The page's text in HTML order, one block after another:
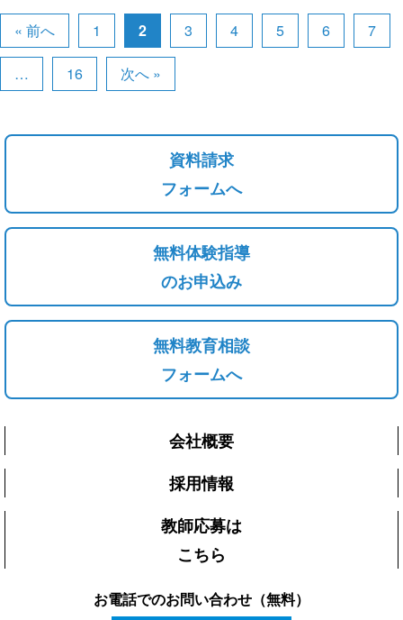
« 前へ 1 2 3 4 5 6 7
… 16 次へ »
資料請求
フォームへ
無料体験指導
のお申込み
無料教育相談
フォームへ
会社概要
採用情報
教師応募は
こちら
お電話でのお問い合わせ（無料）